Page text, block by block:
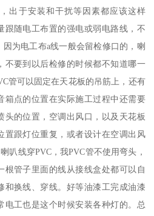
出于安装和干扰等因素都应该这样
跟随电工布置的强电或弱电路线，不
为电工布a线一般会留检修口的，喇
不要到以后检修的时候都不知道哪一
可以固定在天花板的吊筋上，还有
箱点的位置在实际施工过程中还需要
头的位置，空调出风口，以及天花板
置跟灯位重复，或者设计在空调出风
线穿PVC，我PVC管不使用弯头，
根管子里面的线从接线盒处都可以自
和换线、穿线。好等油漆工完成油漆
电工也是这个时候安装各种灯的。总